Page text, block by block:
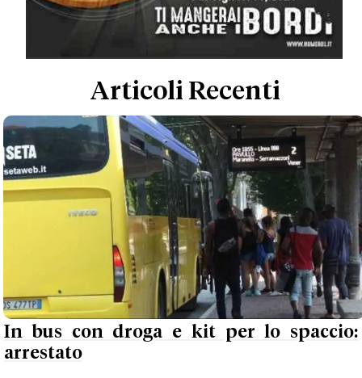
Articoli Recenti
In bus con droga e kit per lo spaccio:
arrestato